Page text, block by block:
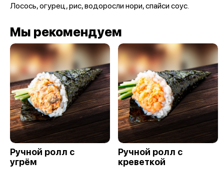
Лосось, огурец, рис, водоросли нори, спайси соус.
Мы рекомендуем
Ручной ролл с
угрём
Ручной ролл с
креветкой